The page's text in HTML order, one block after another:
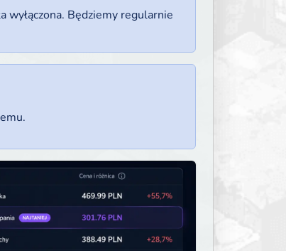
wyłączona. Będziemy regularnie